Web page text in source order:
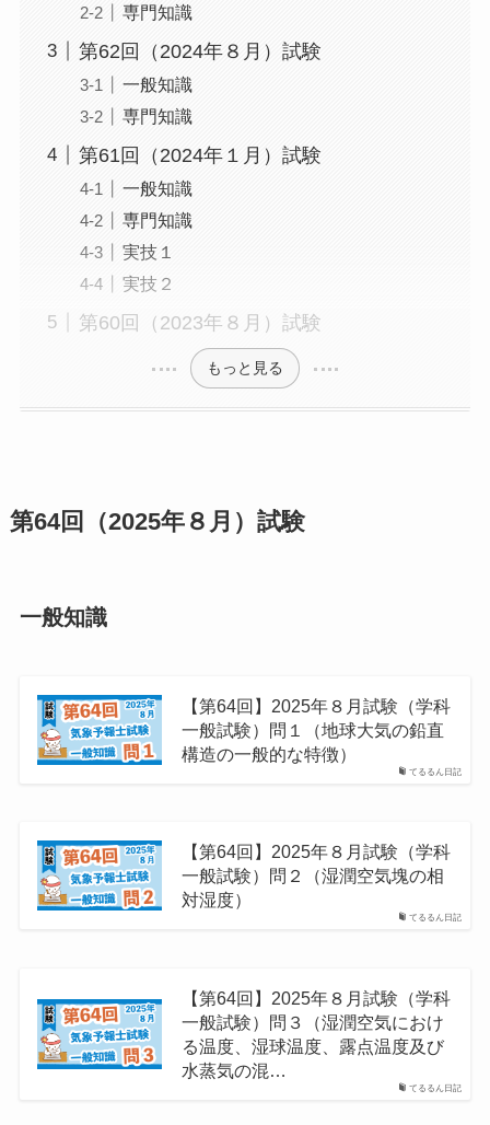
専門知識
第62回（2024年８月）試験
一般知識
専門知識
第61回（2024年１月）試験
一般知識
専門知識
実技１
実技２
第60回（2023年８月）試験
もっと見る
第64回（2025年８月）試験
一般知識
てるるん日記
【第64回】2025年８月試験（学科
一般試験）問１（地球⼤気の鉛直
構造の⼀般的な特徴）
てるるん日記
【第64回】2025年８月試験（学科
一般試験）問２（湿潤空気塊の相
対湿度）
てるるん日記
【第64回】2025年８月試験（学科
一般試験）問３（湿潤空気におけ
る温度、湿球温度、露点温度及び
⽔蒸気の混…